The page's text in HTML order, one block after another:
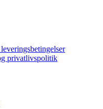
privatlivspolitik